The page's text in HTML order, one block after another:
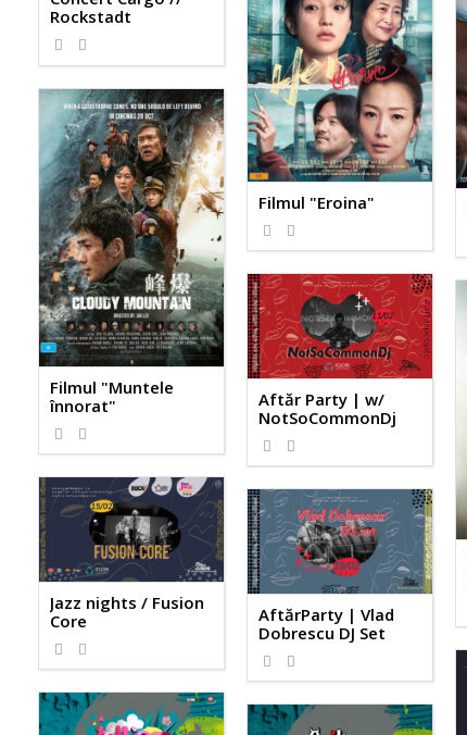
Rockstadt
Filmul "Eroina"
Filmul "Muntele
înnorat"
Aftăr Party | w/
NotSoCommonDj
Jazz nights / Fusion
Core
AftărParty | Vlad
Dobrescu DJ Set